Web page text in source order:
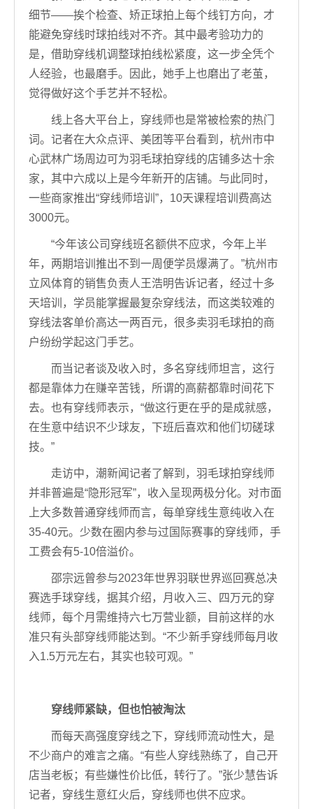
细节——挨个检查、矫正球拍上每个线钉方向，才
能避免穿线时球拍线对不齐。其中最考验功力的
是，借助穿线机调整球拍线松紧度，这一步全凭个
人经验，也最磨手。因此，她手上也磨出了老茧，
觉得做好这个手艺并不轻松。
线上各大平台上，穿线师也是常被检索的热门
词。记者在大众点评、美团等平台看到，杭州市中
心武林广场周边可为羽毛球拍穿线的店铺多达十余
家，其中六成以上是今年新开的店铺。与此同时，
一些商家推出“穿线师培训”，10天课程培训费高达
3000元。
“今年该公司穿线班名额供不应求，今年上半
年，两期培训推出不到一周便学员爆满了。”杭州市
立风体育的销售负责人王浩明告诉记者，经过十多
天培训，学员能掌握最复杂穿线法，而这类较难的
穿线法客单价高达一两百元，很多卖羽毛球拍的商
户纷纷学起这门手艺。
而当记者谈及收入时，多名穿线师坦言，这行
都是靠体力在赚辛苦钱，所谓的高薪都靠时间花下
去。也有穿线师表示，“做这行更在乎的是成就感，
在生意中结识不少球友，下班后喜欢和他们切磋球
技。”
走访中，潮新闻记者了解到，羽毛球拍穿线师
并非普遍是“隐形冠军”，收入呈现两极分化。对市面
上大多数普通穿线师而言，每单穿线生意纯收入在
35-40元。少数在圈内参与过国际赛事的穿线师，手
工费会有5-10倍溢价。
邵宗远曾参与2023年世界羽联世界巡回赛总决
赛选手球穿线，据其介绍，月收入三、四万元的穿
线师，每个月需维持六七万营业额，目前这样的水
准只有头部穿线师能达到。“不少新手穿线师每月收
入1.5万元左右，其实也较可观。”
穿线师紧缺，但也怕被淘汰
而每天高强度穿线之下，穿线师流动性大，是
不少商户的难言之痛。“有些人穿线熟练了，自己开
店当老板；有些嫌性价比低，转行了。”张少慧告诉
记者，穿线生意红火后，穿线师也供不应求。